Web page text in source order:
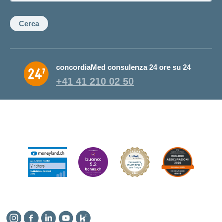
Cerca
concordiaMed consulenza 24 ore su 24
+41 41 210 02 50